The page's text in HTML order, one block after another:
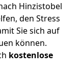
Hinzistobel
den Stress
Sie sich auf
können.
kostenlose